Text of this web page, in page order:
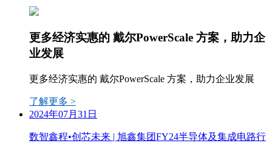
更多经济实惠的 戴尔PowerScale 方案，助力企
业发展
更多经济实惠的 戴尔PowerScale 方案，助力企业发展
了解更多 >
2024年07月31日
数智鑫程•创芯未来 | 旭鑫集团FY24半导体及集成电路行